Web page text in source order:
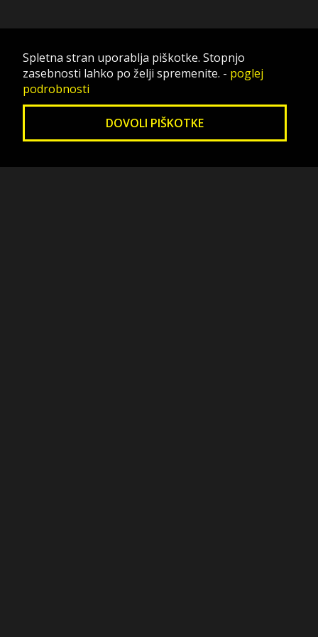
Spletna stran uporablja piškotke. Stopnjo
zasebnosti lahko po želji spremenite. - poglej
podrobnosti
DOVOLI PIŠKOTKE